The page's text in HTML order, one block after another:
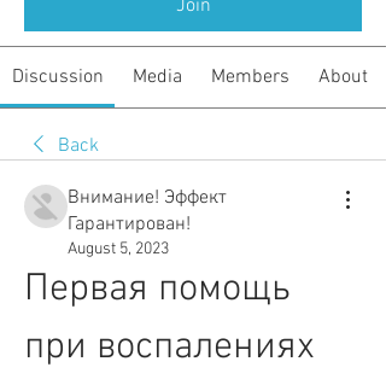
Join
Discussion Media Members About
Back
Внимание! Эффект
Гарантирован!
August 5, 2023
Первая помощь
при воспалениях